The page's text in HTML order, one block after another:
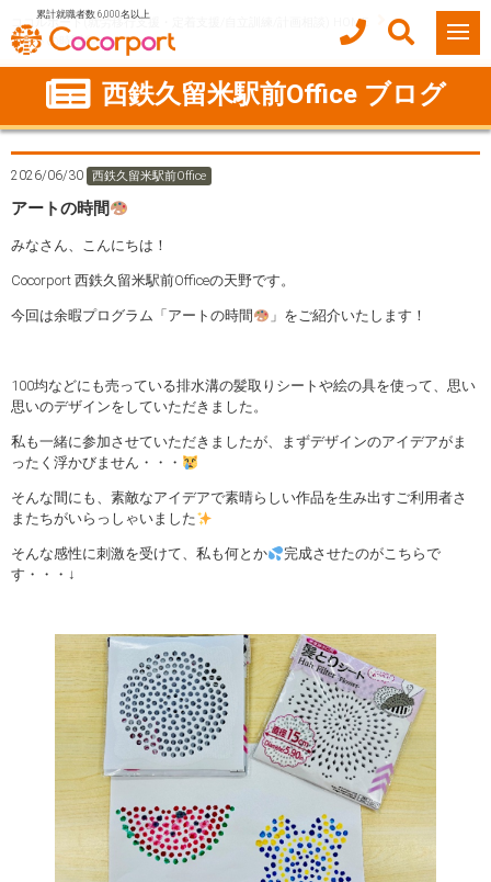
累計就職者数 6,000名以上
ココルポート(就労移行支援・定着支援/自立訓練/計画相談) HOME
アートの時間
西鉄久留米駅前Office ブログ
2026/06/30 西鉄久留米駅前Office
アートの時間
みなさん、こんにちは！
Cocorport 西鉄久留米駅前Officeの天野です。
今回は余暇プログラム「アートの時間 」をご紹介いたします！
100均などにも売っている排水溝の髪取りシートや絵の具を使って、思い
思いのデザインをしていただきました。
私も一緒に参加させていただきましたが、まずデザインのアイデアがま
ったく浮かびません・・・
そんな間にも、素敵なアイデアで素晴らしい作品を生み出すご利用者さ
またちがいらっしゃいました
そんな感性に刺激を受けて、私も何とか
完成させたのがこちらで
す・・・↓